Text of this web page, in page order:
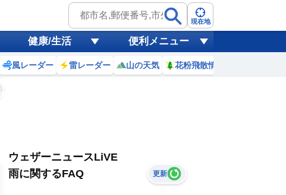
現在地
健康/生活 便利メニュー
風レーダー 雷レーダー 山の天気 花粉飛散情報
ウェザーニュースLiVE
雨に関するFAQ
更新